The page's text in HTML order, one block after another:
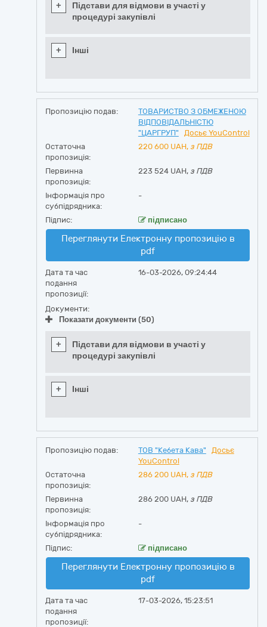
+
Підстави для відмови в участі у
процедурі закупівлі
+ Інші
Пропозицію подав:
ТОВАРИСТВО З ОБМЕЖЕНОЮ
ВІДПОВІДАЛЬНІСТЮ
"ЦАРГРУП"
Досьє YouControl
Остаточна
пропозиція:
220 600 UAH, з ПДВ
Первинна
пропозиція:
223 524 UAH, з ПДВ
Інформація про
субпідрядника:
-
Підпис: підписано
Переглянути Електронну пропозицію в
pdf
Дата та час
подання
пропозиції:
16-03-2026, 09:24:44
Документи:
Показати документи (50)
+
Підстави для відмови в участі у
процедурі закупівлі
+ Інші
Пропозицію подав: ТОВ "Кебета Кава"
Досьє
YouControl
Остаточна
пропозиція:
286 200 UAH, з ПДВ
Первинна
пропозиція:
286 200 UAH, з ПДВ
Інформація про
субпідрядника:
-
Підпис: підписано
Переглянути Електронну пропозицію в
pdf
Дата та час
подання
пропозиції:
17-03-2026, 15:23:51